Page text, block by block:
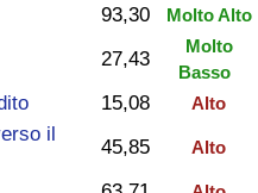
93,30 Molto Alto
27,43
Molto
Basso
15,08 Alto
il
45,85 Alto
(Corrente)